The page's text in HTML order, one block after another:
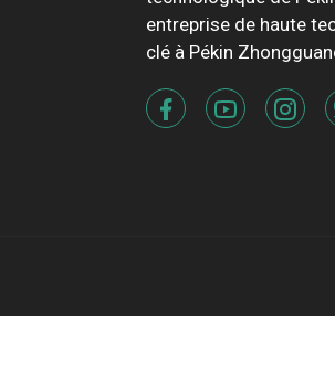
entreprise de haute
clé à Pékin